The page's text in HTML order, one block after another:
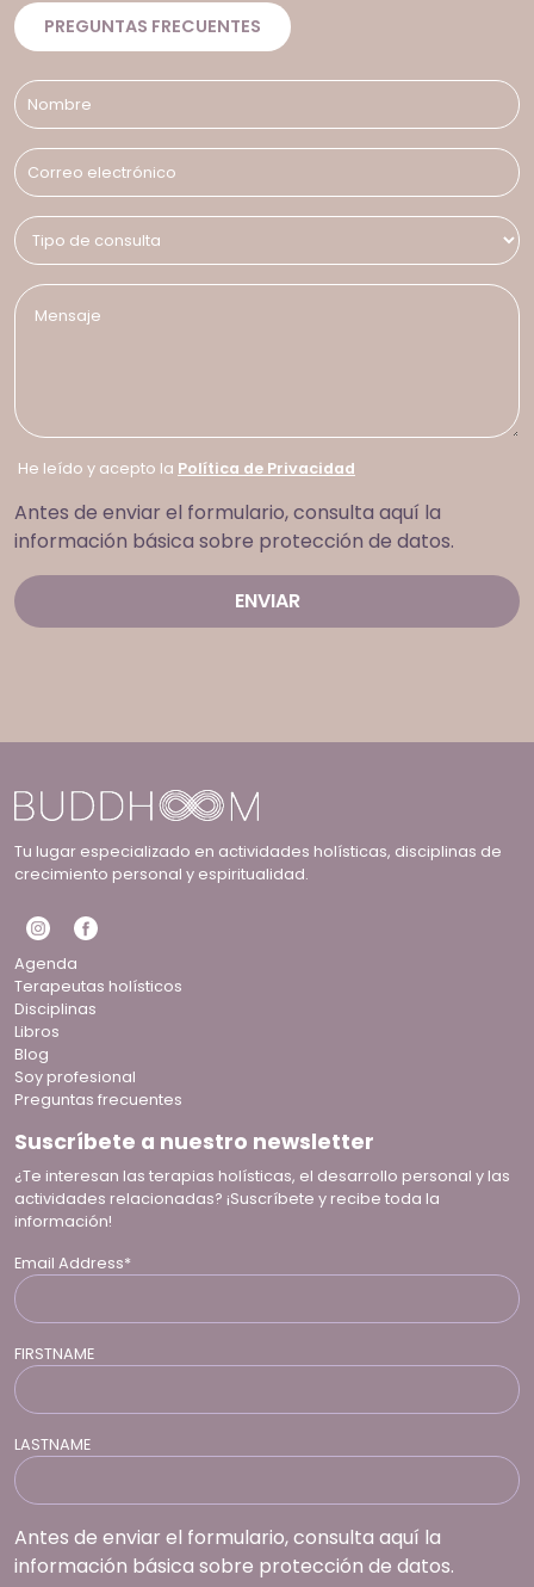
PREGUNTAS FRECUENTES
He leído y acepto la Política de Privacidad
Antes de enviar el formulario, consulta aquí la
información básica sobre protección de datos.
Tu lugar especializado en actividades holísticas, disciplinas de
crecimiento personal y espiritualidad.
Agenda
Terapeutas holísticos
Disciplinas
Libros
Blog
Soy profesional
Preguntas frecuentes
Suscríbete a nuestro newsletter
¿Te interesan las terapias holísticas, el desarrollo personal y las
actividades relacionadas? ¡Suscríbete y recibe toda la
información!
Email Address*
FIRSTNAME
LASTNAME
Antes de enviar el formulario, consulta aquí la
información básica sobre protección de datos.